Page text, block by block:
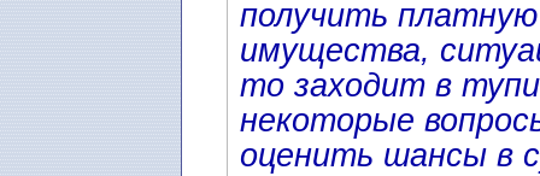
получить
имущества,
то заходит в
некоторые
оценить шансы в